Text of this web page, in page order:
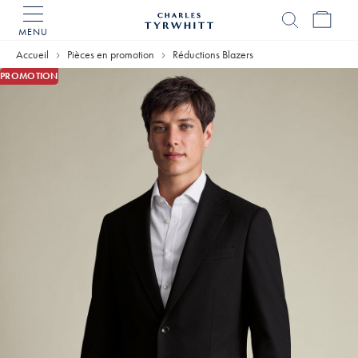
MENU
Tyrwhitt
Accueil Pièces en promotion Réductions Blazers
PROMOTION